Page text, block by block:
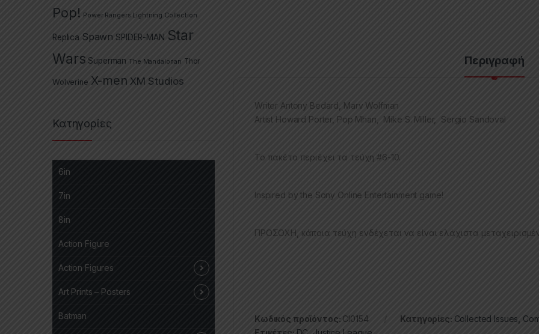
Περιγραφή
Writer Antony Bedard, Marv Wolfman
Artist Howard Porter, Pop Mhan, Mike S. Miller, Sergio Sandoval
Το πακέτο περιέχει τα τεύχη #6-10.
Inspired by the Sony Online Entertainment game!
ΠΡΟΣΟΧΗ, κάποια τεύχη ενδέχεται να είναι ελάχιστα
Κωδικός προϊόντος: CI0154 Κατηγορίες: Collected Issues
Pop! Power Rangers Lightning Collection
Replica Spawn SPIDER-MAN Star
Wars Superman The Mandalorian Thor
Wolverine X-men XM Studios
Κατηγορίες
6in
7in
8in
Action Figure
Action Figures
Art Prints – Posters
Batman